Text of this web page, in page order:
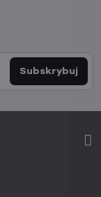
Subskrybuj